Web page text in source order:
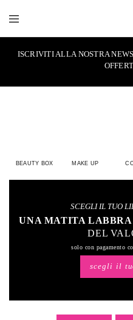
LaboratorioN14
your
make-
ISCRIVITI ALLA NOSTRA
BEAUTY BOX MAKE UP
SCEGLI IL TUO
UNA MATITA
DEL
solo con pagamento
scegli il